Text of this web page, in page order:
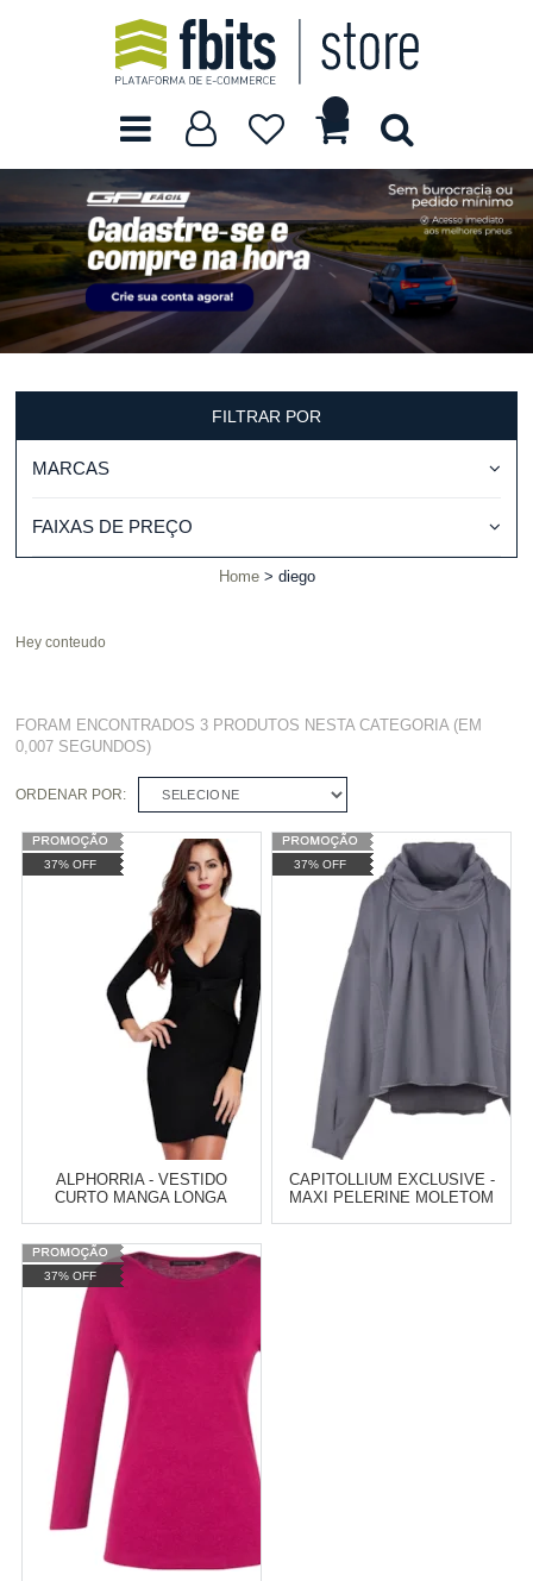
FILTRAR POR
MARCAS
FAIXAS DE PREÇO
Home diego
Hey conteudo
FORAM ENCONTRADOS 3 PRODUTOS NESTA CATEGORIA (EM
0,007 SEGUNDOS)
ORDENAR POR: SELECIONE
37% OFF
ALPHORRIA - VESTIDO
CURTO MANGA LONGA
Varejo: R$ 4.050,70
Atacado: R$
10
COMPRAR
37% OFF
CAPITOLLIUM EXCLUSIVE -
MAXI PELERINE MOLETOM
37% OFF